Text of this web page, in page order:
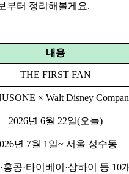
부터 정리해볼게요.
내용
THE FIRST FAN
× Walt Disney
2026년 6월 22일(오늘)
년 7월 1일~ 서울 성수동
홍콩·타이베이·상하이 등 10